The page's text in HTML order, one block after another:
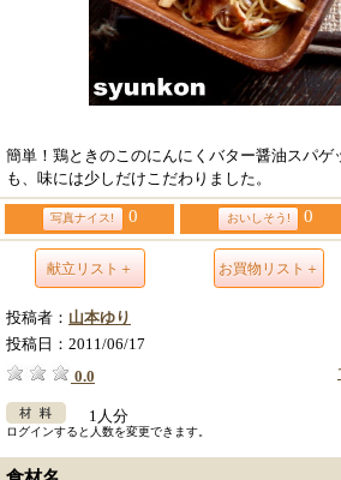
簡単！鶏ときのこのにんにくバター醤油スパ
も、味には少しだけこだわりました。
写真ナイス! 0 おいしそう! 0
献立リスト＋ お買物リスト＋
投稿者： 山本ゆり
投稿日： 2011/06/17
0.0
1人分
ログインすると人数を変更できます。